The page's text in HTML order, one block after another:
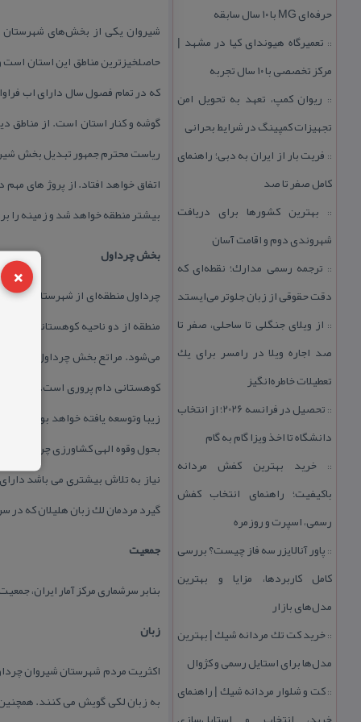
×
حرفه‌ای MG با ۱۰ سال سابقه
:: تعمیرگاه هیوندای كیا در مشهد |
مركز تخصصی با ۱۰ سال تجربه
:: ریوان كمپ، تعهد به تحویل امن
تجهیزات كمپینگ در شرایط بحرانی
:: فریت بار از ایران به دبی؛ راهنمای
كامل صفر تا صد
:: بهترین كشورها برای دریافت
شهروندی دوم و اقامت آسان
:: ترجمه رسمی مدارك؛ نقطه‌ای كه
دقت حقوقی از زبان جلوتر می‌ایستد
:: از ویلای جنگلی تا ساحلی، صفر تا
صد اجاره ویلا در رامسر برای یك
تعطیلات خاطره‌انگیز
::
تحصیل در فرانسه 2026؛ از انتخاب
دانشگاه تا اخذ ویزا گام به گام
::خرید بهترین كفش مردانه
باكیفیت؛ راهنمای انتخاب كفش
رسمی، اسپرت و روزمره
:: پاور آنالایزر سه فاز چیست؟ بررسی
كامل كاربردها، مزایا و بهترین
مدل‌های بازار
::خرید كت تك مردانه شیك | بهترین
مدل‌ها برای استایل رسمی و كژوال
::كت و شلوار مردانه شیك | راهنمای
حاصلخیزترین مناطق این استان
كه در تمام فصول سال دارای اب
گوشه و كنار استان است. از مناطق
ریاست محترم جمهور تبدیل بخش
اتفاق خواهد افتاد. از پروژ های
بیشتر منطقه خواهد شد و زمینه را
بخش چرداول
چرداول منطقه‌ای از شهرستان
منطقه از دو ناحیه كوهستانی و
می‌شود. مراتع بخش چرداول هم در
كوهستانی دام پروری است.چرداول
زیبا وتوسعه یافته خواهد بود
بحول وقوه الهی كشاورزی چرداول
نیاز به تلاش بیشتری می باشد
گیرد مردمان لك زبان هلیلان كه
جمعیت
بنابر سرشماری مركز آمار ایران، جمعیت شهرستان
زبان
اكثریت مردم شهرستان شیروان
به زبان لكی گویش می كنند.